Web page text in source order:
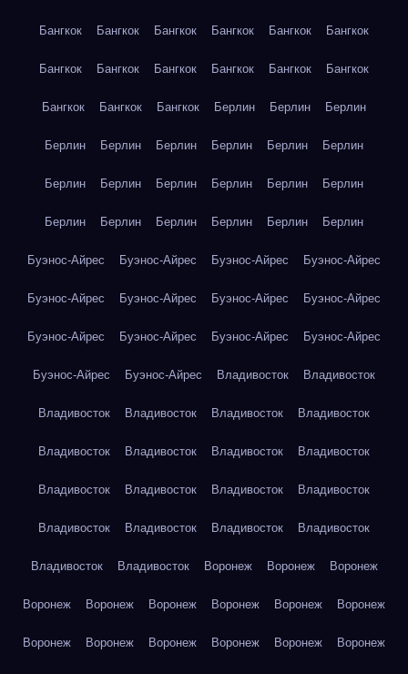
Бангкок Бангкок Бангкок Бангкок Бангкок Бангкок
Бангкок Бангкок Бангкок Бангкок Бангкок Бангкок
Бангкок Бангкок Бангкок Берлин Берлин Берлин
Берлин Берлин Берлин Берлин Берлин Берлин
Берлин Берлин Берлин Берлин Берлин Берлин
Берлин Берлин Берлин Берлин Берлин Берлин
Буэнос-Айрес Буэнос-Айрес Буэнос-Айрес Буэнос-Айрес
Буэнос-Айрес Буэнос-Айрес Буэнос-Айрес Буэнос-Айрес
Буэнос-Айрес Буэнос-Айрес Буэнос-Айрес Буэнос-Айрес
Буэнос-Айрес Буэнос-Айрес Владивосток Владивосток
Владивосток Владивосток Владивосток Владивосток
Владивосток Владивосток Владивосток Владивосток
Владивосток Владивосток Владивосток Владивосток
Владивосток Владивосток Владивосток Владивосток
Владивосток Владивосток Воронеж Воронеж Воронеж
Воронеж Воронеж Воронеж Воронеж Воронеж Воронеж
Воронеж Воронеж Воронеж Воронеж Воронеж Воронеж